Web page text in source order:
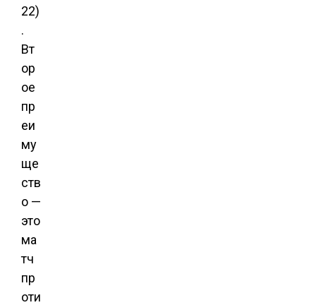
22)
.
Вт
ор
ое
пр
еи
му
ще
ств
о —
это
ма
тч
пр
оти